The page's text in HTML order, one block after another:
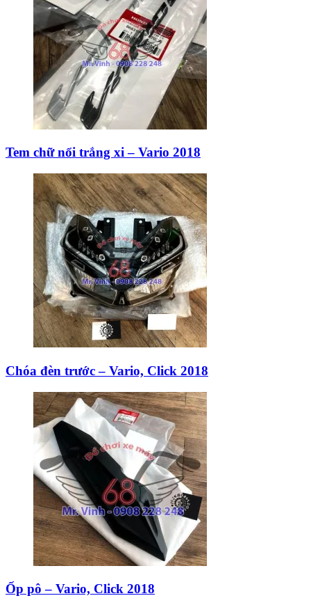
Tem chữ nổi trắng xi – Vario 2018
Chóa đèn trước – Vario, Click 2018
Ốp pô – Vario, Click 2018